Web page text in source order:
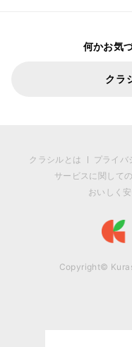
何かお気
クラ
クラシルとは プライバ
サービスに関して
おいしく
Copyright©